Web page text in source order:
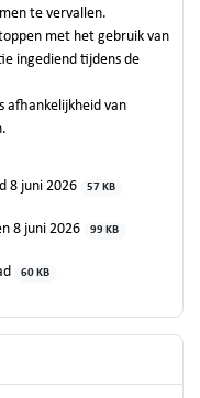
te vervallen.
met het gebruik van
ingediend tijdens de
afhankelijkheid van
8 juni 2026
57 KB
8 juni 2026 99 KB
60 KB